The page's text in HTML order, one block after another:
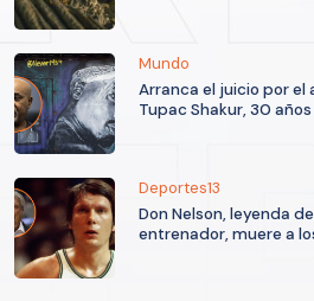
Mundo
Arranca el juicio por el
Tupac Shakur, 30
Deportes13
Don Nelson, leyenda
entrenador, muere a